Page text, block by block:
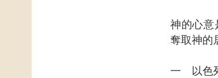
神的心意
奪取神的
一 以色